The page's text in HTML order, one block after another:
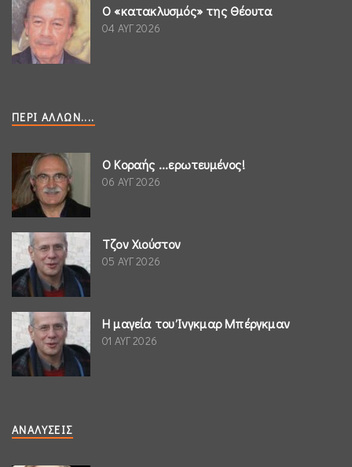
Ο «κατακλυσμός» της Θέουτα
04 ΑΥΓ 2026
ΠΕΡΊ ΆΛΛΩΝ....
Ο Κοραής ...ερωτευμένος!
06 ΑΥΓ 2026
Τζον Χιούστον
05 ΑΥΓ 2026
Η μαγεία του Ίνγκμαρ Μπέργκμαν
01 ΑΥΓ 2026
ΑΝΑΛΎΣΕΙΣ